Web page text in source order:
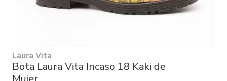
Laura Vita
Bota Laura Vita Incaso 18 Kaki de